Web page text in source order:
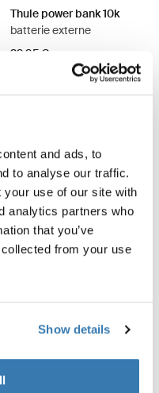
and ads, to
to analyse our traffic.
your use of our site with
analytics partners who
that you’ve
from your use
Show details
Thule power bank 10k
batterie externe
29,95 €